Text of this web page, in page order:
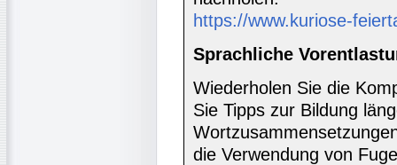
https://www.kuriose-
Sprachliche
Wiederholen Sie die
Sie Tipps zur Bildung
die Verwendung von